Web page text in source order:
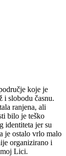
koje je
i slobodu časnu.
ranjena, ali
bilo je teško
identiteta jer su
je ostalo vrlo malo
organizirano i
Lici.